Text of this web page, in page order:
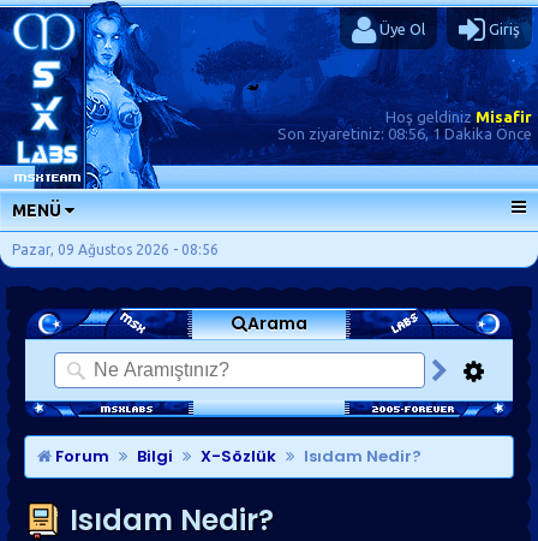
Üye Ol Giriş
Hoş geldinizMisafir
Son ziyaretiniz: 08:56, 1 Dakika Önce
MENÜ
ANA SAYFA
FORUMLAR
SORU-CEVAP
GÜNLÜKLER
SON MESAJLAR
KISAYOLLAR
Pazar, 09 Ağustos 2026 - 08:56
Arama
Forum Bilgi X-Sözlük Isıdam Nedir?
Isıdam Nedir?